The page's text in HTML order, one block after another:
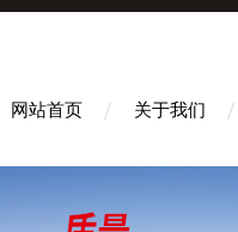
网站首页 关于我们